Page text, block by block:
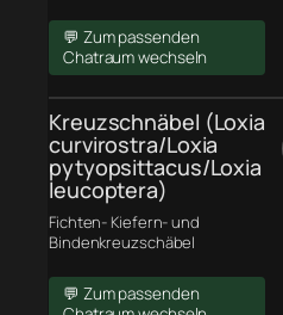
💬 Zum passenden
Chatraum wechseln
Kreuzschnäbel (Loxia
curvirostra/Loxia
pytyopsittacus/Loxia
leucoptera)
Fichten- Kiefern- und
Bindenkreuzschäbel
💬 Zum passenden